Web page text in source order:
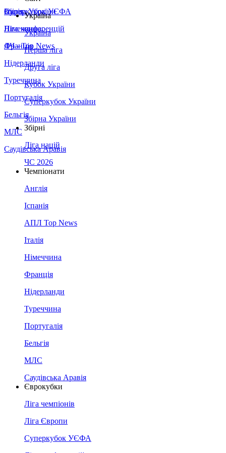
Збірна України
Італія
Німеччина
Франція
Нідерланди
Туреччина
Португалія
Бельгія
МЛС
Саудівська Аравія
Суперкубок УЄФА
Ліга конференцій
ЛЧ - Top News
Україна
Україна
Перша ліга
Друга ліга
Кубок України
Суперкубок України
Збірна України
Збірні
Ліга націй
ЧС 2026
Чемпіонати
Англія
Іспанія
АПЛ Top News
Італія
Німеччина
Франція
Нідерланди
Туреччина
Португалія
Бельгія
МЛС
Саудівська Аравія
Єврокубки
Ліга чемпіонів
Ліга Європи
Суперкубок УЄФА